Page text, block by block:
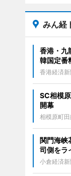
みん経
香港・九
韓国定番
香港経済新
SC相模
開幕
相模原町
関門海峡
司側をラ
小倉経済新